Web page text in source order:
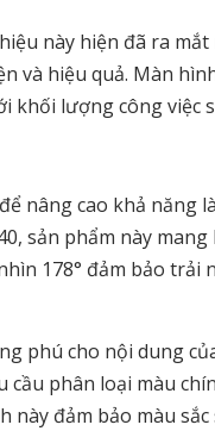
này hiện đã ra
và hiệu quả. Màn
khối lượng công việc
nâng cao khả năng
sản phẩm này
178° đảm bảo trải
phú cho nội dung
phân loại màu
này đảm bảo màu